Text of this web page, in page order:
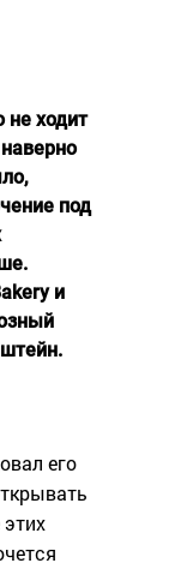
не ходит
под
и
его